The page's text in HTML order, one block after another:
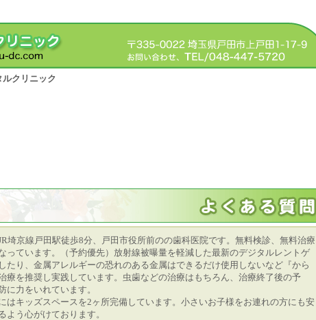
クリニック
埼京線戸田駅徒歩8分、戸田市役所前のの歯科医院です。無料検診、無料治療
っています。（予約優先）放射線被曝量を軽減した最新のデジタルレントゲ
たり、金属アレルギーの恐れのある金属はできるだけ使用しないなど『から
療を推奨し実践しています。虫歯などの治療はもちろん、治療終了後の予
に力をいれています。
はキッズスペースを2ヶ所完備しています。小さいお子様をお連れの方にも安
よう心がけております。